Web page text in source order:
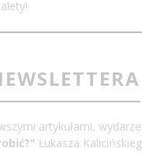
artykułami,
Łukasza